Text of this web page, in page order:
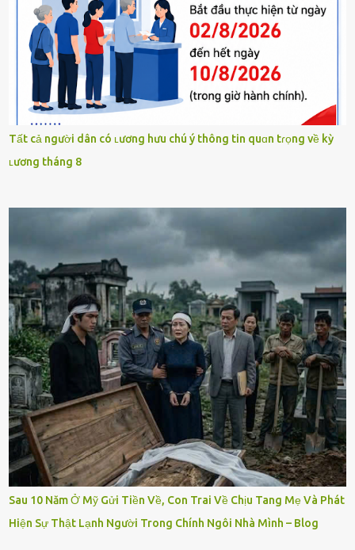
Tất cả người dân có ʟương hưu chú ý thông tin quɑn tɾọng về kỳ
ʟương tháng 8
Sau 10 Năm Ở Mỹ Gửi Tiền Về, Con Trai Về Chịu Tang Mẹ Và Phát
Hiện Sự Thật Lạnh Người Trong Chính Ngôi Nhà Mình – Blog